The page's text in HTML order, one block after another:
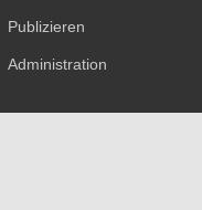
Publizieren
Administration